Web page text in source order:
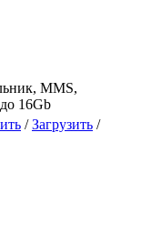
MMS,
16Gb
/Загрузить /